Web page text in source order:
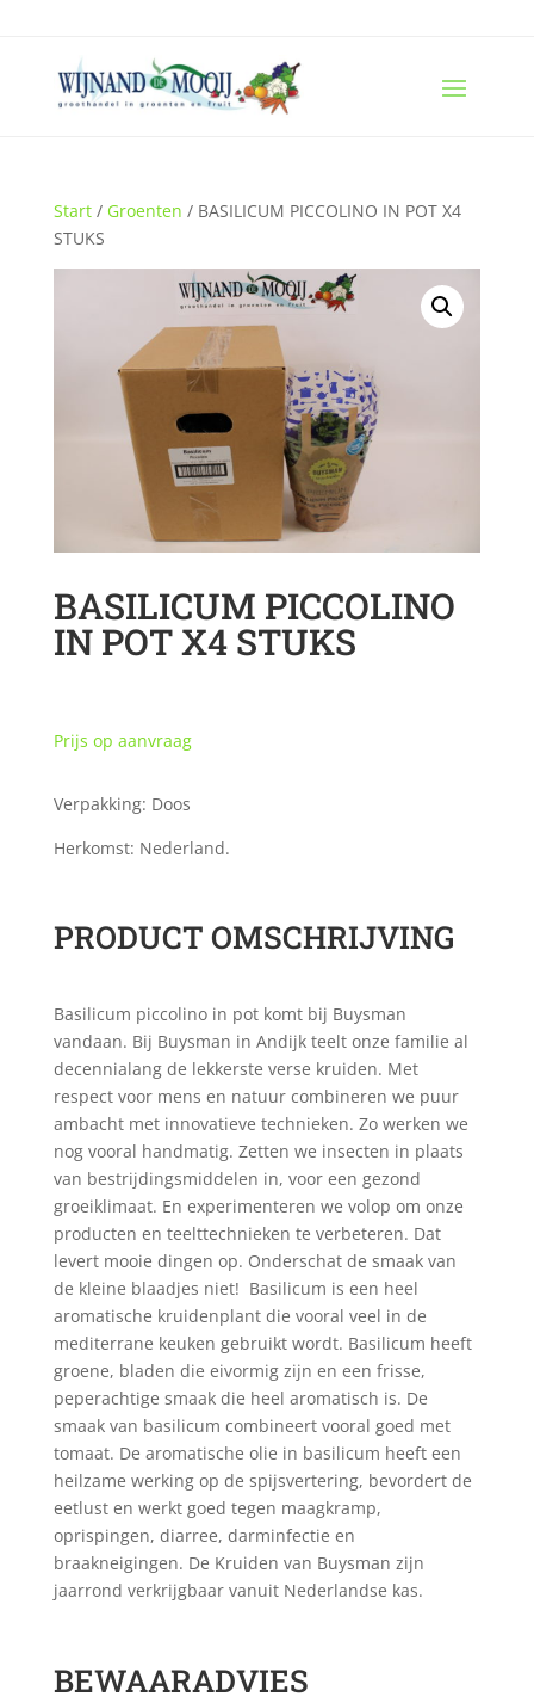
Start/ Groenten / BASILICUM PICCOLINO IN POT X4
STUKS
BASILICUM PICCOLINO
IN POT X4 STUKS
Prijs op aanvraag
Verpakking: Doos
Herkomst: Nederland.
PRODUCT OMSCHRIJVING
Basilicum piccolino in pot komt bij Buysman
vandaan. Bij Buysman in Andijk teelt onze familie al
decennialang de lekkerste verse kruiden. Met
respect voor mens en natuur combineren we puur
ambacht met innovatieve technieken. Zo werken we
nog vooral handmatig. Zetten we insecten in plaats
van bestrijdingsmiddelen in, voor een gezond
groeiklimaat. En experimenteren we volop om onze
producten en teelttechnieken te verbeteren. Dat
levert mooie dingen op. Onderschat de smaak van
de kleine blaadjes niet! Basilicum is een heel
aromatische kruidenplant die vooral veel in de
mediterrane keuken gebruikt wordt. Basilicum heeft
groene, bladen die eivormig zijn en een frisse,
peperachtige smaak die heel aromatisch is. De
smaak van basilicum combineert vooral goed met
tomaat. De aromatische olie in basilicum heeft een
heilzame werking op de spijsvertering, bevordert de
eetlust en werkt goed tegen maagkramp,
oprispingen, diarree, darminfectie en
braakneigingen. De Kruiden van Buysman zijn
jaarrond verkrijgbaar vanuit Nederlandse kas.
BEWAARADVIES